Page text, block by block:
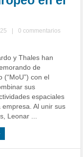
0 commentarios
y Thales han
de
(“MoU”) con el
sus
espaciales
empresa. Al unir sus
Leonar ...